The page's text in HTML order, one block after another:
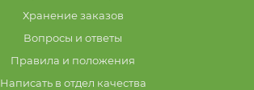
Хранение заказов
Вопросы и ответы
Правила и положения
Написать в отдел качества